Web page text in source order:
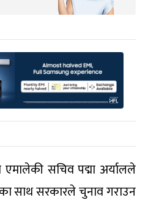
सचिव पद्मा अर्यालले
साथ सरकारले चुनाव गराउन